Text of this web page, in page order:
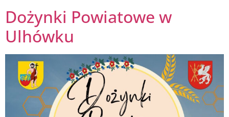
Dożynki Powiatowe w
Ulhówku